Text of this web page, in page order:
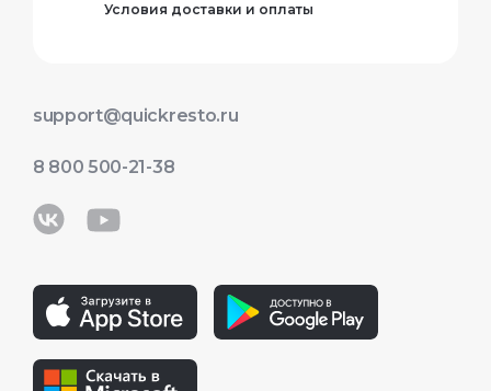
Условия доставки и оплаты
support@quickresto.ru
8 800 500-21-38